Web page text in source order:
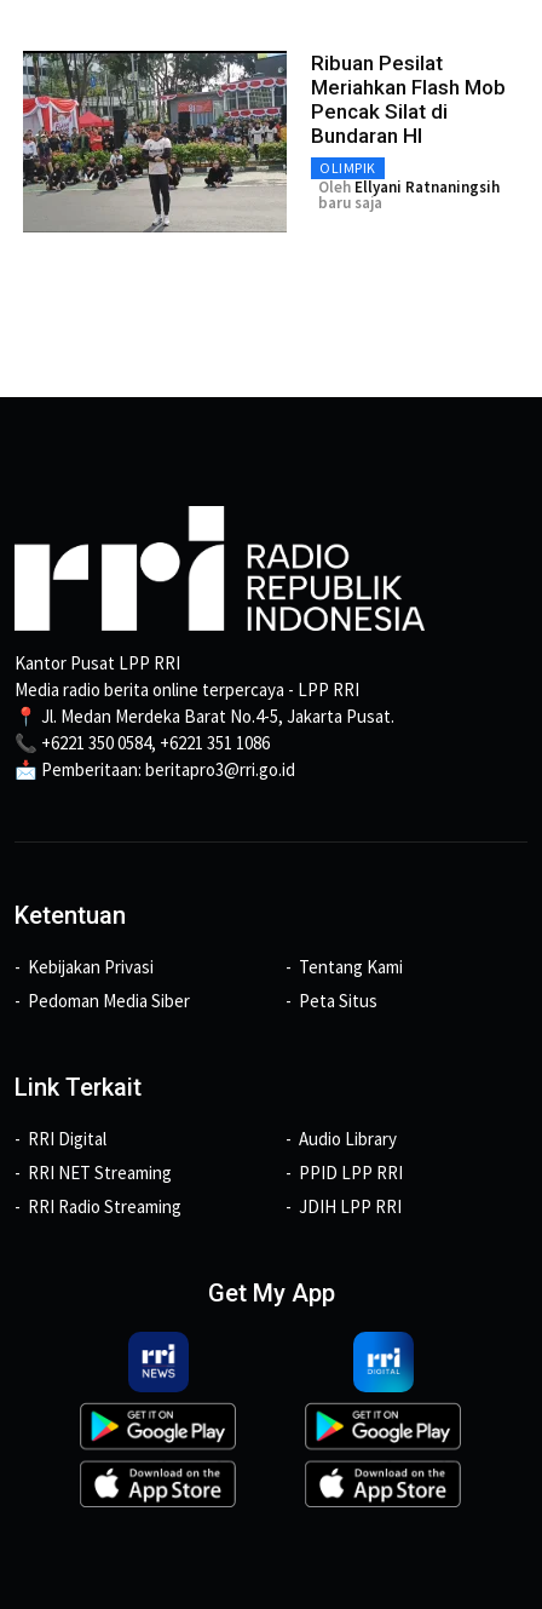
Ribuan Pesilat
Meriahkan Flash Mob
Pencak Silat di
Bundaran HI
OLIMPIK
Oleh Ellyani Ratnaningsih
baru saja
Kantor Pusat LPP RRI
Media radio berita online terpercaya - LPP RRI
📍 Jl. Medan Merdeka Barat No.4-5, Jakarta Pusat.
📞 +6221 350 0584, +6221 351 1086
📩 Pemberitaan: beritapro3@rri.go.id
Ketentuan
Kebijakan Privasi
Pedoman Media Siber
Tentang Kami
Peta Situs
Link Terkait
RRI Digital
RRI NET Streaming
RRI Radio Streaming
Audio Library
PPID LPP RRI
JDIH LPP RRI
Get My App